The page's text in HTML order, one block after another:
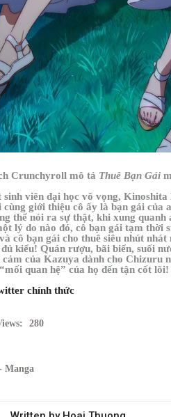
Crunchyroll mô tả Thuê Bạn Gái
sinh viên đại học vô vọng,
cùng giới thiệu cô ấy là bạn gái của
thể nói ra sự thật, khi xung
lý do nào đó, cô bạn gái tạm thời
cô bạn gái cho thuê siêu nhút
đủ kiểu! Quán rượu, bãi biển, suối
cảm của Kazuya dành cho Chizuru
quan hệ” của họ đến tận cốt lõi!
chính thức
280
Manga